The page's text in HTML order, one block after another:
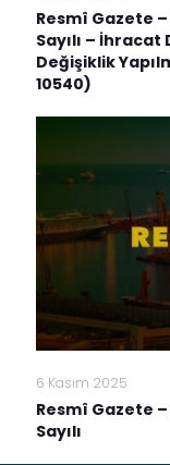
Resmî Gazete –
Sayılı –
Değişiklik
10540)
6 Kasım 2025
Resmî Gazete
Sayılı